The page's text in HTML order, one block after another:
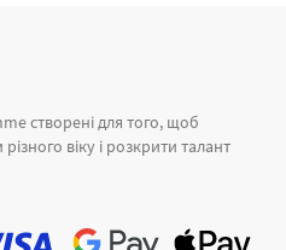
створені для того, щоб
віку і розкрити талант